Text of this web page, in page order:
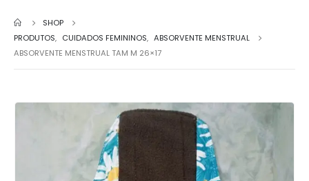
SHOP
PRODUTOS, CUIDADOS FEMININOS, ABSORVENTE MENSTRUAL
ABSORVENTE MENSTRUAL TAM M 26×17